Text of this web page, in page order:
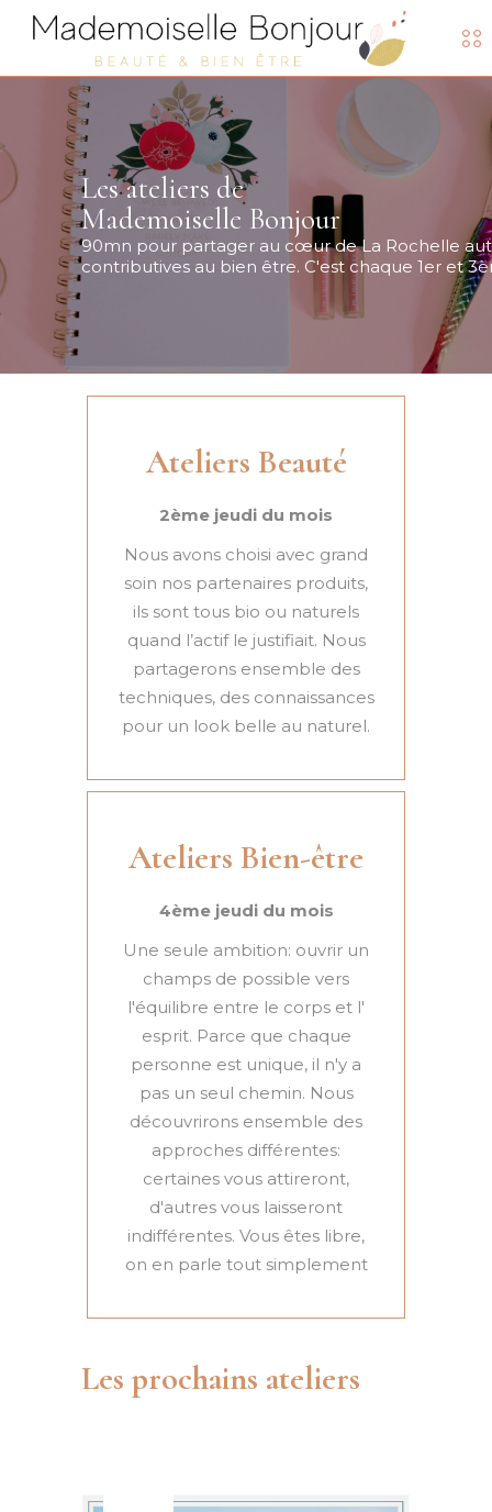
Les ateliers de
Mademoiselle Bonjour
90mn pour partager au cœur de La Rochelle
contributives au bien être. C'est chaque 1er et
Ateliers Beauté
2ème jeudi du mois
Nous avons choisi avec grand
soin nos partenaires produits,
ils sont tous bio ou naturels
quand l’actif le justifiait. Nous
partagerons ensemble des
techniques, des connaissances
pour un look belle au naturel.
Ateliers Bien-être
4ème jeudi du mois
Une seule ambition: ouvrir un
champs de possible vers
l'équilibre entre le corps et l'
esprit. Parce que chaque
personne est unique, il n'y a
pas un seul chemin. Nous
découvrirons ensemble des
approches différentes:
certaines vous attireront,
d'autres vous laisseront
indifférentes. Vous êtes libre,
on en parle tout simplement
Les prochains ateliers